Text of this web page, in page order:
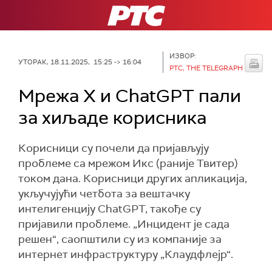
РТС
УТОРАК, 18.11.2025, 15:25 -> 16:04
ИЗВОР:
РТС, THE TELEGRAPH
Мрежа X и ChatGPT пали
за хиљаде корисника
Корисници су почели да пријављују
проблеме са мрежом Икс (раније Твитер)
током дана. Корисници других апликација,
укључујући четбота за вештачку
интелигенцију ChatGPT, такође су
пријавили проблеме. „Инцидент је сада
решен“, саопштили су из компаније за
интернет инфраструктуру „Клаудфлејр“.